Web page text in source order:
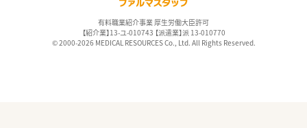
有料職業紹介事業 厚生労働大臣許可
【紹介業】13-ユ-010743 【派遣業】派 13-010770
© 2000-2026 MEDICAL RESOURCES Co., Ltd. All Rights Reserved.